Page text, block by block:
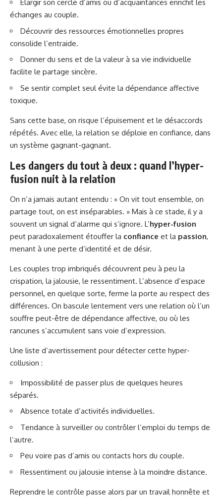
Élargir son cercle d’amis ou d’acquaintances enrichit les
échanges au couple.
Découvrir des ressources émotionnelles propres
consolide l’entraide.
Donner du sens et de la valeur à sa vie individuelle
facilite le partage sincère.
Se sentir complet seul évite la dépendance affective
toxique.
Sans cette base, on risque l’épuisement et le désaccords
répétés. Avec elle, la relation se déploie en confiance, dans
un système gagnant-gagnant.
Les dangers du tout à deux : quand l’hyper-
fusion nuit à la relation
On n’a jamais autant entendu : « On vit tout ensemble, on
partage tout, on est inséparables. » Mais à ce stade, il y a
souvent un signal d’alarme qui s’ignore. L’hyper-fusion
peut paradoxalement étouffer la confiance et la passion,
menant à une perte d’identité et de désir.
Les couples trop imbriqués découvrent peu à peu la
crispation, la jalousie, le ressentiment. L’absence d’espace
personnel, en quelque sorte, ferme la porte au respect des
différences. On bascule lentement vers une relation où l’un
souffre peut-être de dépendance affective, ou où les
rancunes s’accumulent sans voie d’expression.
Une liste d’avertissement pour détecter cette hyper-
collusion :
Impossibilité de passer plus de quelques heures
séparés.
Absence totale d’activités individuelles.
Tendance à surveiller ou contrôler l’emploi du temps de
l’autre.
Peu voire pas d’amis ou contacts hors du couple.
Ressentiment ou jalousie intense à la moindre distance.
Reprendre le contrôle passe alors par un travail honnête et